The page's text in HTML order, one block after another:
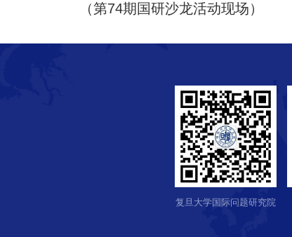
（第74期国研沙龙活动现场）
复旦大学国际问题研究院